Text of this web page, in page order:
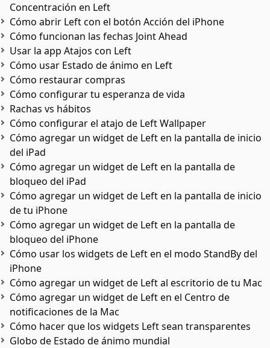
Concentración en Left
Cómo abrir Left con el botón Acción del iPhone
Cómo funcionan las fechas Joint Ahead
Usar la app Atajos con Left
Cómo usar Estado de ánimo en Left
Cómo restaurar compras
Cómo configurar tu esperanza de vida
Rachas vs hábitos
Cómo configurar el atajo de Left Wallpaper
Cómo agregar un widget de Left en la pantalla de inicio
del iPad
Cómo agregar un widget de Left en la pantalla de
bloqueo del iPad
Cómo agregar un widget de Left en la pantalla de inicio
de tu iPhone
Cómo agregar un widget de Left en la pantalla de
bloqueo del iPhone
Cómo usar los widgets de Left en el modo StandBy del
iPhone
Cómo agregar un widget de Left al escritorio de tu Mac
Cómo agregar un widget de Left en el Centro de
notificaciones de la Mac
Cómo hacer que los widgets Left sean transparentes
Globo de Estado de ánimo mundial